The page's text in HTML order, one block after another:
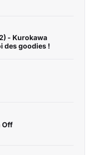
- Kurokawa
des goodies !
Off